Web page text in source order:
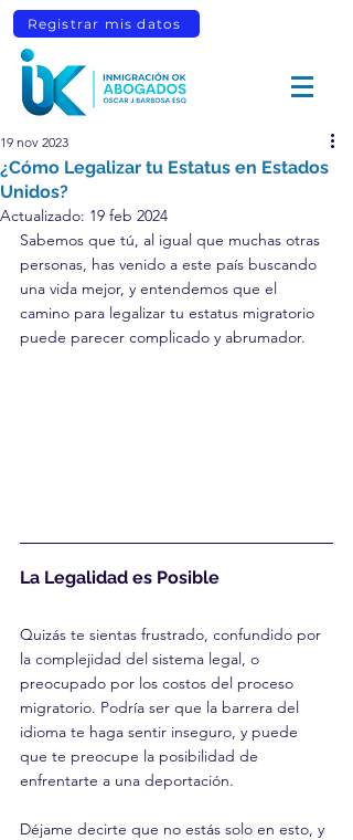
Registrar mis datos
¿Cómo Legalizar tu Estatus en Estados
Unidos?
19 nov 2023
Actualizado: 19 feb 2024
Sabemos que tú, al igual que muchas otras
personas, has venido a este país buscando
una vida mejor, y entendemos que el
camino para legalizar tu estatus migratorio
puede parecer complicado y abrumador.
La Legalidad es Posible
Quizás te sientas frustrado, confundido por
la complejidad del sistema legal, o
preocupado por los costos del proceso
migratorio. Podría ser que la barrera del
idioma te haga sentir inseguro, y puede
que te preocupe la posibilidad de
enfrentarte a una deportación.
Déjame decirte que no estás solo en esto, y